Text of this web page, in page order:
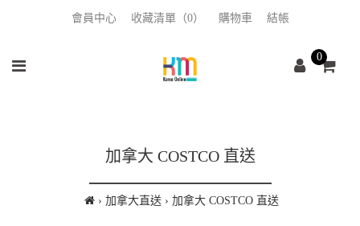
會員中心 收藏清單（0） 購物車 結帳
0
加拿大 COSTCO 直送
加拿大直送 加拿大 COSTCO 直送